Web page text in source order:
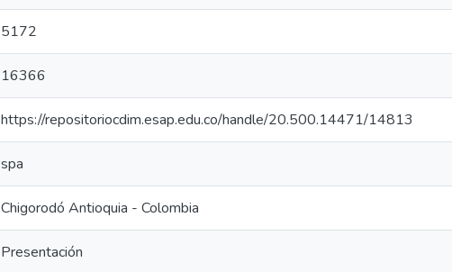
5172
16366
https://repositoriocdim.esap.edu.co/handle/20.500.14471/14813
spa
Chigorodó Antioquia - Colombia
Presentación